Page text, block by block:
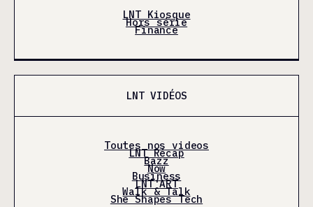
LNT Kiosque
Hors série
Finance
LNT VIDÉOS
Toutes nos videos
LNT Récap
Bazz
Now
Business
LNT'ART
Walk & Talk
She Shapes Tech